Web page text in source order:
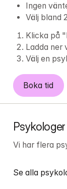
Ingen
Välj bland
Klicka på
Ladda ner
Välj en
Boka tid
Vi har flera
Se alla